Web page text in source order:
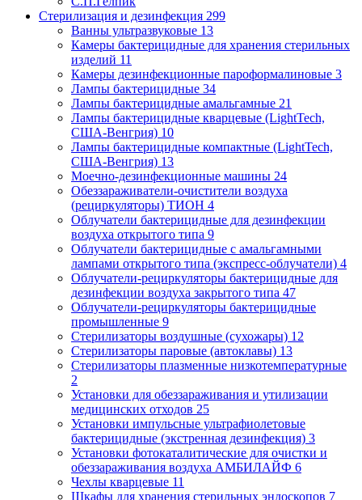
Стерилизация и дезинфекция 299
Ванны ультразвуковые 13
Камеры бактерицидные для хранения стерильных
изделий 11
Камеры дезинфекционные пароформалиновые 3
Лампы бактерицидные 34
Лампы бактерицидные амальгамные 21
Лампы бактерицидные кварцевые (LightTech,
США-Венгрия) 10
Лампы бактерицидные компактные (LightTech,
США-Венгрия) 13
Моечно-дезинфекционные машины 24
Обеззараживатели-очистители воздуха
(рециркуляторы) ТИОН 4
Облучатели бактерицидные для дезинфекции
воздуха открытого типа 9
Облучатели бактерицидные с амальгамными
лампами открытого типа (экспресс-облучатели) 4
Облучатели-рециркуляторы бактерицидные для
дезинфекции воздуха закрытого типа 47
Облучатели-рециркуляторы бактерицидные
промышленные 9
Стерилизаторы воздушные (сухожары) 12
Стерилизаторы паровые (автоклавы) 13
Стерилизаторы плазменные низкотемпературные
2
Установки для обеззараживания и утилизации
медицинских отходов 25
Установки импульсные ультрафиолетовые
бактерицидные (экстренная дезинфекция) 3
Установки фотокаталитические для очистки и
обеззараживания воздуха АМБИЛАЙФ 6
Чехлы кварцевые 11
Шкафы для хранения стерильных эндоскопов 7